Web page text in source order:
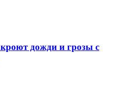
дожди и грозы с